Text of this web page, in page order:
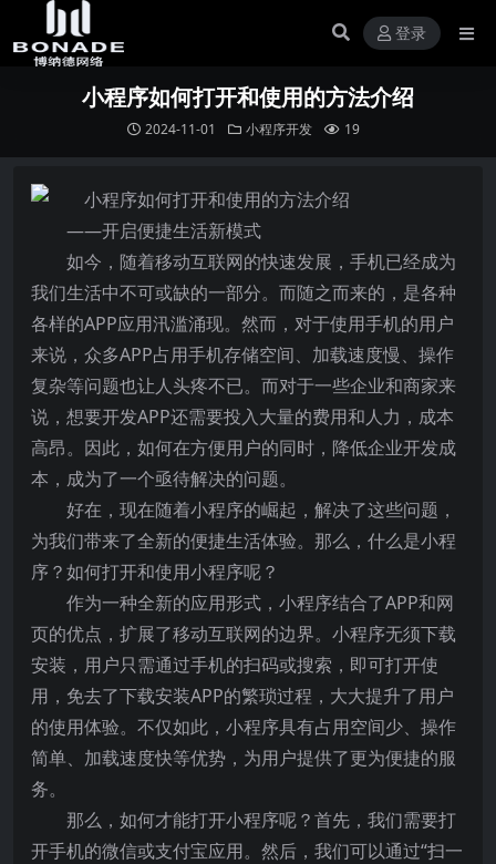
登录
小程序如何打开和使用的方法介绍
2024-11-01 小程序开发 19
——开启便捷生活新模式
如今，随着移动互联网的快速发展，手机已经成为
我们生活中不可或缺的一部分。而随之而来的，是各种
各样的APP应用汛滥涌现。然而，对于使用手机的用户
来说，众多APP占用手机存储空间、加载速度慢、操作
复杂等问题也让人头疼不已。而对于一些企业和商家来
说，想要开发APP还需要投入大量的费用和人力，成本
高昂。因此，如何在方便用户的同时，降低企业开发成
本，成为了一个亟待解决的问题。
好在，现在随着小程序的崛起，解决了这些问题，
为我们带来了全新的便捷生活体验。那么，什么是小程
序？如何打开和使用小程序呢？
作为一种全新的应用形式，小程序结合了APP和网
页的优点，扩展了移动互联网的边界。小程序无须下载
安装，用户只需通过手机的扫码或搜索，即可打开使
用，免去了下载安装APP的繁琐过程，大大提升了用户
的使用体验。不仅如此，小程序具有占用空间少、操作
简单、加载速度快等优势，为用户提供了更为便捷的服
务。
那么，如何才能打开小程序呢？首先，我们需要打
开手机的微信或支付宝应用。然后，我们可以通过“扫一